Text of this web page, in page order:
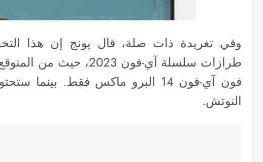
وفي تغريدة ذات صلة، قال يونج إن هذا
طرازات سلسلة آي-فون
النوتش.